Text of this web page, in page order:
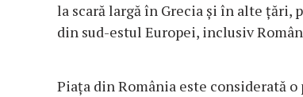
la scară largă în Grecia şi în alte
din sud-estul Europei, inclusiv
Piaţa din România este considerată